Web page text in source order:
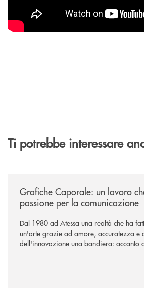
Ti potrebbe interessare
Grafiche Caporale: un lavoro
passione per la comunicazione
Dal 1980 ad Atessa una realtà che ha
un'arte grazie ad amore, accuratezza e
dell'innovazione una bandiera: accanto